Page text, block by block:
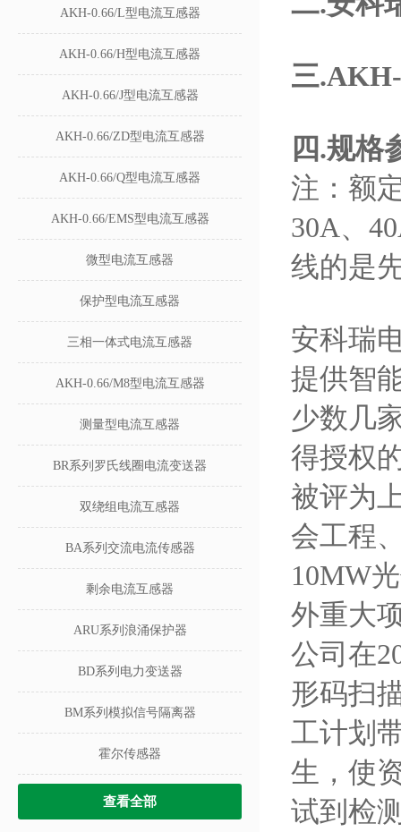
AKH-0.66/L型电流互感器
AKH-0.66/H型电流互感器
AKH-0.66/J型电流互感器
AKH-0.66/ZD型电流互感器
AKH-0.66/Q型电流互感器
AKH-0.66/EMS型电流互感器
微型电流互感器
保护型电流互感器
三相一体式电流互感器
AKH-0.66/M8型电流互感器
测量型电流互感器
BR系列罗氏线圈电流变送器
双绕组电流互感器
BA系列交流电流传感器
剩余电流互感器
ARU系列浪涌保护器
BD系列电力变送器
BM系列模拟信号隔离器
霍尔传感器
查看全部
三
四.规格
注：额
30A、
线的是
安科瑞
提供智
少数几
得授权
被评为
会工程
10MW
外重大
公司在
形码扫
工计划
生，使
试到检